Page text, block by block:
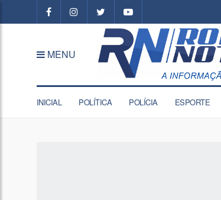
MENU
INICIAL POLÍTICA POLÍCIA ESPORTE